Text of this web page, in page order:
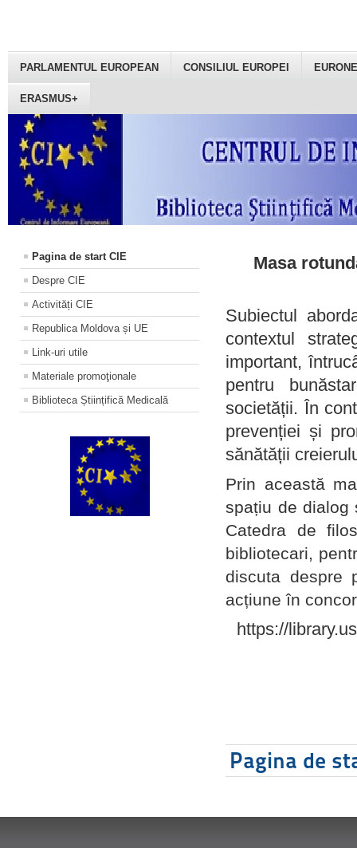
PARLAMENTUL EUROPEAN CONSILIUL EUROPEI
ERASMUS+
Pagina de start CIE
Despre CIE
Activități CIE
Republica Moldova și UE
Link-uri utile
Materiale promoţionale
Biblioteca Științifică Medicală
Masa
Subiectul
contextul
important,
pentru
societății. În
prevenției și
sănătății
Prin această
spațiu de dialog
Catedra de
bibliotecari,
discuta despre
acțiune în
https://
Pagina de